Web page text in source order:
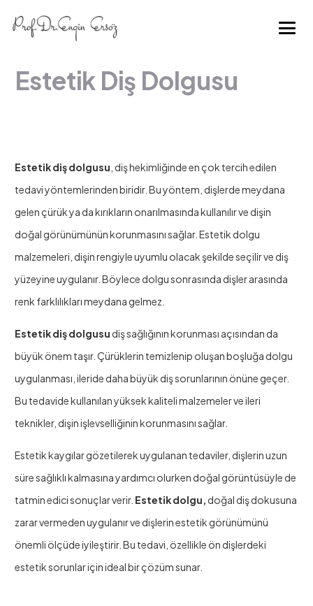
Estetik Diş Dolgusu
Estetik diş dolgusu , diş hekimliğinde en çok tercih edilen
tedavi yöntemlerinden biridir. Bu yöntem, dişlerde meydana
gelen çürük ya da kırıkların onarılmasında kullanılır ve dişin
doğal görünümünün korunmasını sağlar. Estetik dolgu
malzemeleri, dişin rengiyle uyumlu olacak şekilde seçilir ve diş
yüzeyine uygulanır. Böylece dolgu sonrasında dişler arasında
renk farklılıkları meydana gelmez.
Estetik diş dolgusu diş sağlığının korunması açısından da
büyük önem taşır. Çürüklerin temizlenip oluşan boşluğa dolgu
uygulanması, ileride daha büyük diş sorunlarının önüne geçer.
Bu tedavide kullanılan yüksek kaliteli malzemeler ve ileri
teknikler, dişin işlevselliğinin korunmasını sağlar.
Estetik kaygılar gözetilerek uygulanan tedaviler, dişlerin uzun
süre sağlıklı kalmasına yardımcı olurken doğal görüntüsüyle de
tatmin edici sonuçlar verir. Estetik dolgu, doğal diş dokusuna
zarar vermeden uygulanır ve dişlerin estetik görünümünü
önemli ölçüde iyileştirir. Bu tedavi, özellikle ön dişlerdeki
estetik sorunlar için ideal bir çözüm sunar.